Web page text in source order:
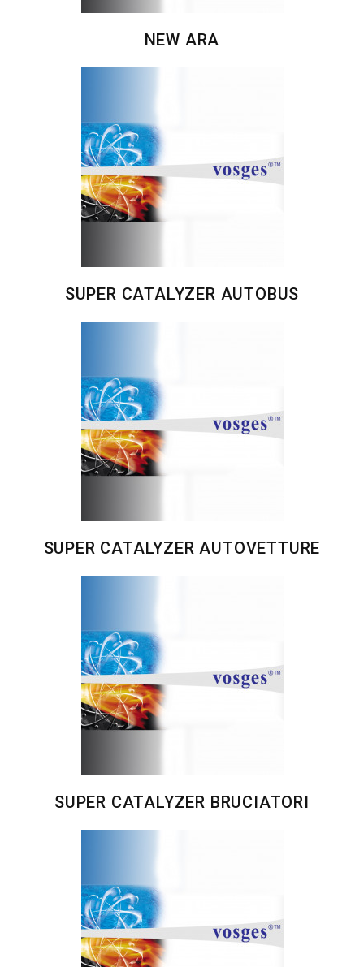
NEW ARA
SUPER CATALYZER AUTOBUS
SUPER CATALYZER AUTOVETTURE
SUPER CATALYZER BRUCIATORI